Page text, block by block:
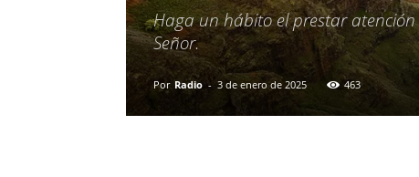
Haga un hábito el prestar
Señor.
Por Radio - 3 de enero de 2025 463